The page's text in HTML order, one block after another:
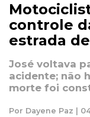
controle
estrada
José voltava
acidente; não
morte foi
Por Dayene Paz |